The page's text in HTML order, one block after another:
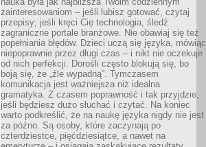
zainteresowaniom – jeśli lubisz gotować, czytaj
przepisy; jeśli kręci Cię technologia, śledź
zagraniczne portale branżowe. Nie obawiaj się też
popełniania błędów. Dzieci uczą się języka, mówiąc
niepoprawnie przez długi czas – i nikt nie oczekuje
od nich perfekcji. Dorośli często blokują się, bo
boją się, że „źle wypadną”. Tymczasem
komunikacja jest ważniejsza niż idealna
gramatyka. Z czasem poprawność i tak przyjdzie,
jeśli będziesz dużo słuchać i czytać. Na koniec
warto podkreślić, że na naukę języka nigdy nie jest
za późno. Są osoby, które zaczynają po
czterdziestce, pięćdziesiątce, a nawet na